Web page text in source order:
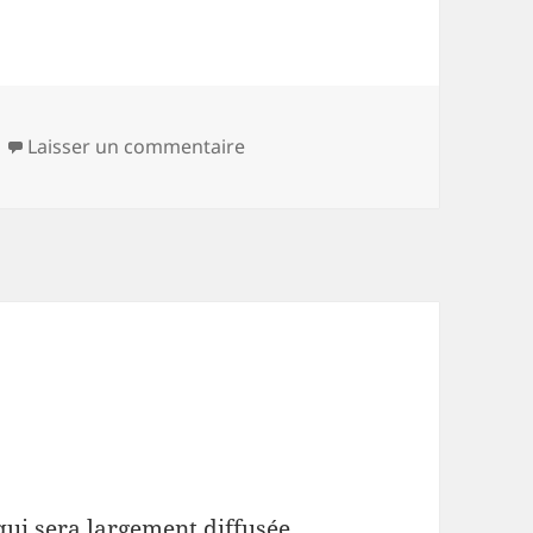
Laisser un commentairesur Faire feu de tout bois